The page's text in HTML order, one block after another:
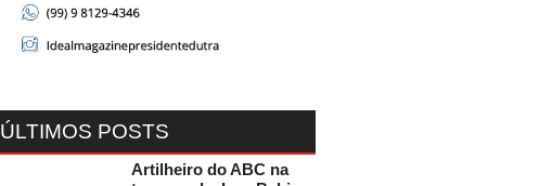
ÚLTIMOS POSTS
Artilheiro do ABC na